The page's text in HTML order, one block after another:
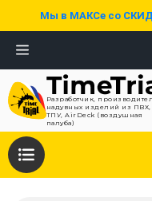
Мы в МАКСе со
Разработчик,
надувных изделий из ПВХ,
ТПУ, AirDeck (воздушная
палуба)